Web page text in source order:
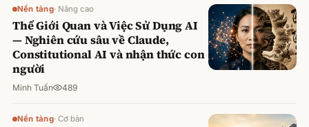
Nền tảng· Nâng cao
Thế Giới Quan và Việc Sử Dụng AI
— Nghiên cứu sâu về Claude,
Constitutional AI và nhận thức con
người
Minh Tuấn 489
Nền tảng· Cơ bản